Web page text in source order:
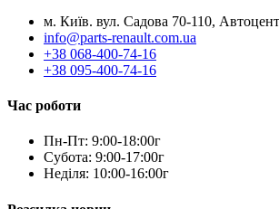
м. Київ. вул. Садова 70-110,
info@parts-renault.com.ua
+38 068-400-74-16
+38 095-400-74-16
Час роботи
Пн-Пт: 9:00-18:00г
Субота: 9:00-17:00г
Неділя: 10:00-16:00г